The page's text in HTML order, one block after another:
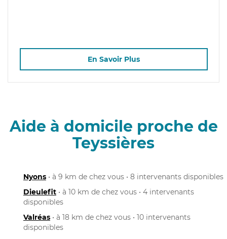
En Savoir Plus
Aide à domicile proche de
Teyssières
Nyons • à 9 km de chez vous • 8 intervenants disponibles
Dieulefit • à 10 km de chez vous • 4 intervenants
disponibles
Valréas • à 18 km de chez vous • 10 intervenants
disponibles